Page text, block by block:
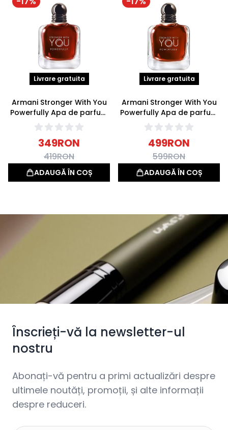
Livrare gratuita
Armani Stronger With You
Powerfully Apa de parfum
50ml
349RON
419RON
ADAUGĂ ÎN COȘ
Livrare gratuita
Armani Stronger With You
Powerfully Apa de parfum
100ml
499RON
599RON
ADAUGĂ ÎN COȘ
Înscrieți-vă la newsletter-ul
nostru
Abonați-vă pentru a primi actualizări despre
ultimele noutăți, promoții, și alte informații
despre reduceri.